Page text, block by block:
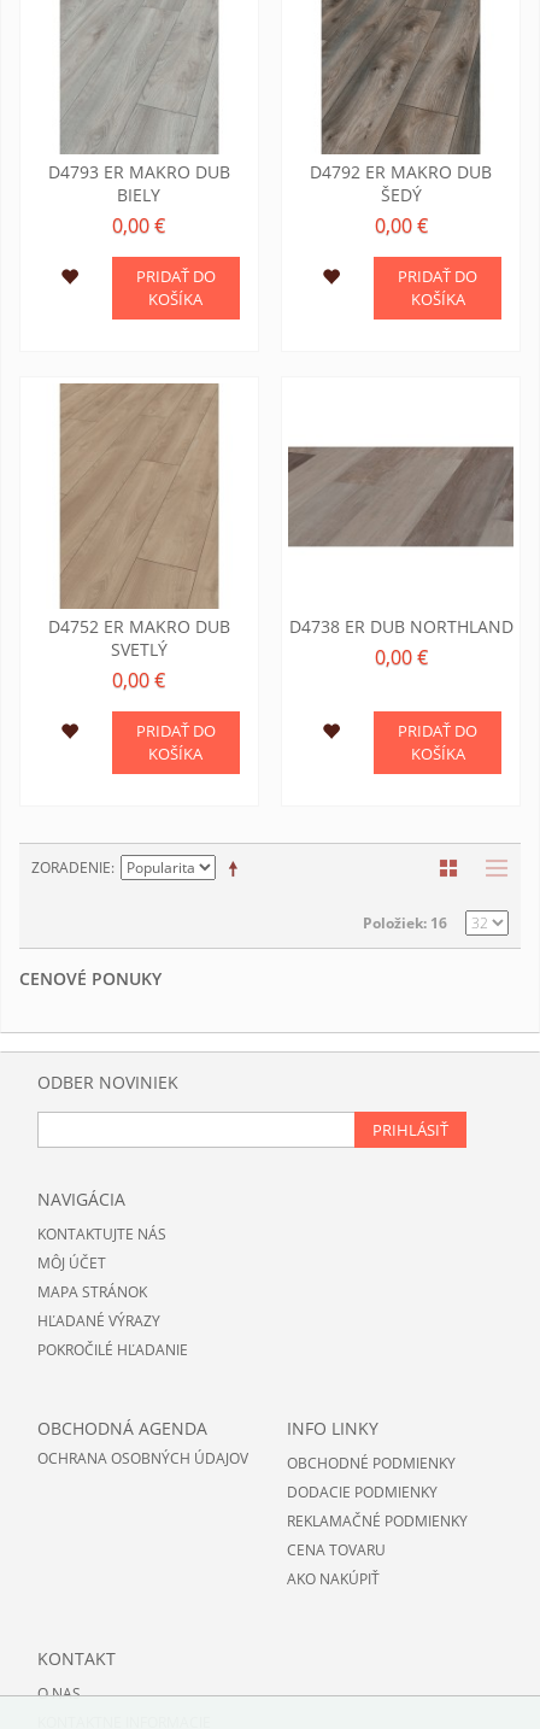
D4793 ER MAKRO DUB
BIELY
0,00 €
PRIDAŤ DO
KOŠÍKA
D4792 ER MAKRO DUB
ŠEDÝ
0,00 €
PRIDAŤ DO
KOŠÍKA
D4752 ER MAKRO DUB
SVETLÝ
0,00 €
PRIDAŤ DO
KOŠÍKA
D4738 ER DUB NORTHLAND
0,00 €
PRIDAŤ DO
KOŠÍKA
ZORADENIE
Položiek: 16
CENOVÉ PONUKY
ODBER NOVINIEK
PRIHLÁSIŤ
NAVIGÁCIA
KONTAKTUJTE NÁS
MÔJ ÚČET
MAPA STRÁNOK
HĽADANÉ VÝRAZY
POKROČILÉ HĽADANIE
OBCHODNÁ AGENDA
OCHRANA OSOBNÝCH ÚDAJOV
INFO LINKY
OBCHODNÉ PODMIENKY
DODACIE PODMIENKY
REKLAMAČNÉ PODMIENKY
CENA TOVARU
AKO NAKÚPIŤ
KONTAKT
O NAS